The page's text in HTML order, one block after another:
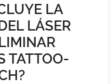
LA
LÁSER
TATTOO-